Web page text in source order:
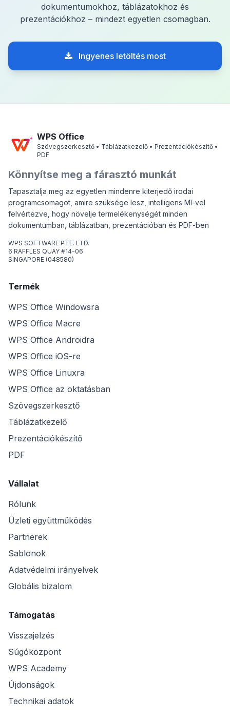
dokumentumokhoz, táblázatokhoz és
prezentációkhoz – mindezt egyetlen csomagban.
Ingyenes letöltés most
WPS Office
Szövegszerkesztő • Táblázatkezelő • Prezentációkészítő •
PDF
Könnyítse meg a fárasztó munkát
Tapasztalja meg az egyetlen mindenre kiterjedő irodai
programcsomagot, amire szüksége lesz, intelligens MI-vel
felvértezve, hogy növelje termelékenységét minden
dokumentumban, táblázatban, prezentációban és PDF-ben
WPS SOFTWARE PTE. LTD.
6 RAFFLES QUAY #14-06
SINGAPORE (048580)
Termék
WPS Office Windowsra
WPS Office Macre
WPS Office Androidra
WPS Office iOS-re
WPS Office Linuxra
WPS Office az oktatásban
Szövegszerkesztő
Táblázatkezelő
Prezentációkészítő
PDF
Vállalat
Rólunk
Üzleti együttműködés
Partnerek
Sablonok
Adatvédelmi irányelvek
Globális bizalom
Támogatás
Visszajelzés
Súgóközpont
WPS Academy
Újdonságok
Technikai adatok